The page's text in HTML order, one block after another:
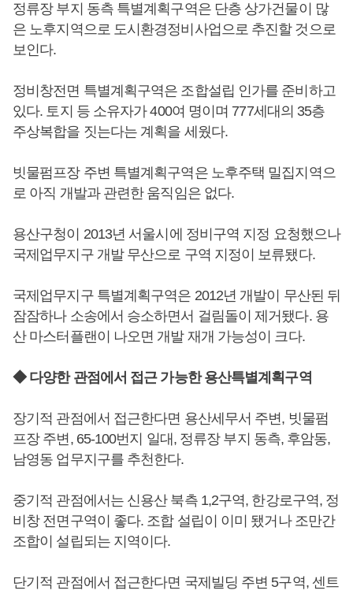
정류장 부지 동측 특별계획구역은 단층 상가건물이 많
은 노후지역으로 도시환경정비사업으로 추진할 것으로
보인다.
정비창전면 특별계획구역은 조합설립 인가를 준비하고
있다. 토지 등 소유자가 400여 명이며 777세대의 35층
주상복합을 짓는다는 계획을 세웠다.
빗물펌프장 주변 특별계획구역은 노후주택 밀집지역으
로 아직 개발과 관련한 움직임은 없다.
용산구청이 2013년 서울시에 정비구역 지정 요청했으나
국제업무지구 개발 무산으로 구역 지정이 보류됐다.
국제업무지구 특별계획구역은 2012년 개발이 무산된 뒤
잠잠하나 소송에서 승소하면서 걸림돌이 제거됐다. 용
산 마스터플랜이 나오면 개발 재개 가능성이 크다.
◆ 다양한 관점에서 접근 가능한 용산특별계획구역
장기적 관점에서 접근한다면 용산세무서 주변, 빗물펌
프장 주변, 65-100번지 일대, 정류장 부지 동측, 후암동,
남영동 업무지구를 추천한다.
중기적 관점에서는 신용산 북측 1,2구역, 한강로구역, 정
비창 전면구역이 좋다. 조합 설립이 이미 됐거나 조만간
조합이 설립되는 지역이다.
단기적 관점에서 접근한다면 국제빌딩 주변 5구역, 센트